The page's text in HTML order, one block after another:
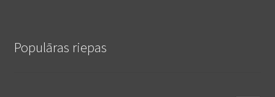
Populāras riepas